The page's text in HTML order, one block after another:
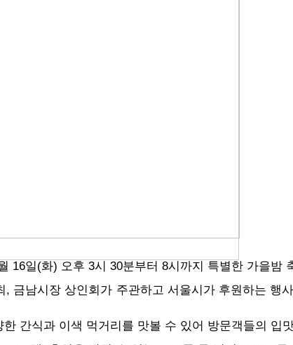
16일(화) 오후 3시 30분부터 8시까지 특별한 가을밤
금남시장 상인회가 주관하고 서울시가 후원하는 행
간식과 이색 먹거리를 맛볼 수 있어 방문객들의 입